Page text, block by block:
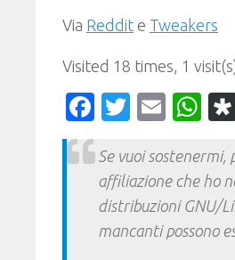
Via Reddit e Tweakers
Visited 18 times, 1
Facebook
Twitter
Email
Se vuoi sostenermi,
affiliazione che ho
distribuzioni GNU/
mancanti possono